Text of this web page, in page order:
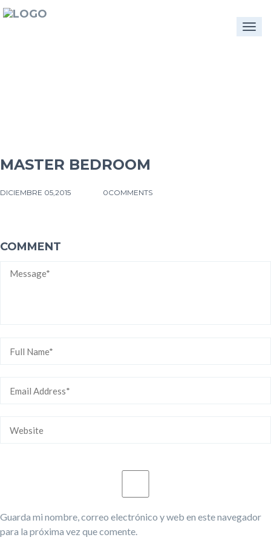
MASTER BEDROOM
DICIEMBRE 05,2015 0COMMENTS
COMMENT
Guarda mi nombre, correo electrónico y web en este navegador
para la próxima vez que comente.